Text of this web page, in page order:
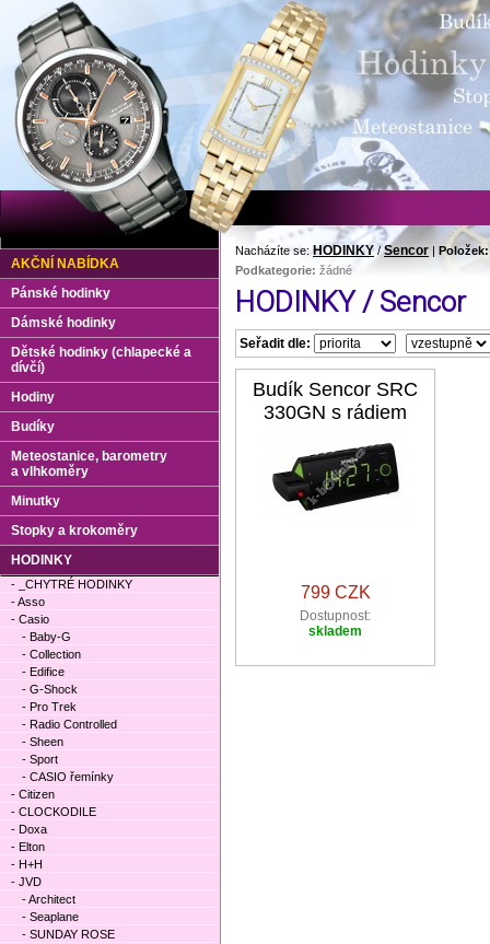
Nacházíte se: HODINKY /Sencor | Položek:
Podkategorie: žádné
HODINKY / Sencor
Seřadit dle:
Budík Sencor SRC
330GN s rádiem
799 CZK
Dostupnost:
skladem
AKČNÍ NABÍDKA
Pánské hodinky
Dámské hodinky
Dětské hodinky (chlapecké a
dívčí)
Hodiny
Budíky
Meteostanice, barometry
a vlhkoměry
Minutky
Stopky a krokoměry
HODINKY
- _CHYTRÉ HODINKY
- Asso
- Casio
- Baby-G
- Collection
- Edifice
- G-Shock
- Pro Trek
- Radio Controlled
- Sheen
- Sport
- CASIO řemínky
- Citizen
- CLOCKODILE
- Doxa
- Elton
- H+H
- JVD
- Architect
- Seaplane
- SUNDAY ROSE